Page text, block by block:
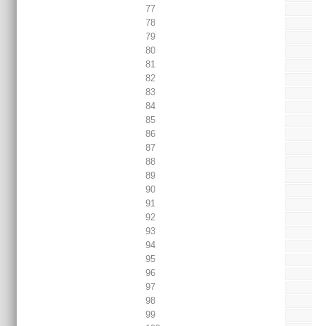
77
78
79
80
81
82
83
84
85
86
87
88
89
90
91
92
93
94
95
96
97
98
99